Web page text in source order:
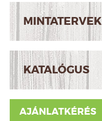
MINTATERVEK
KATALÓGUS
AJÁNLATKÉRÉS